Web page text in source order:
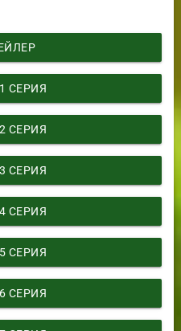
СЕРИЯ
СЕРИЯ
СЕРИЯ
СЕРИЯ
СЕРИЯ
СЕРИЯ